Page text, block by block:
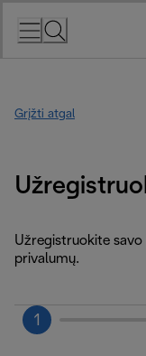
Grįžti atgal
Užregistruokite
privalumų.
1